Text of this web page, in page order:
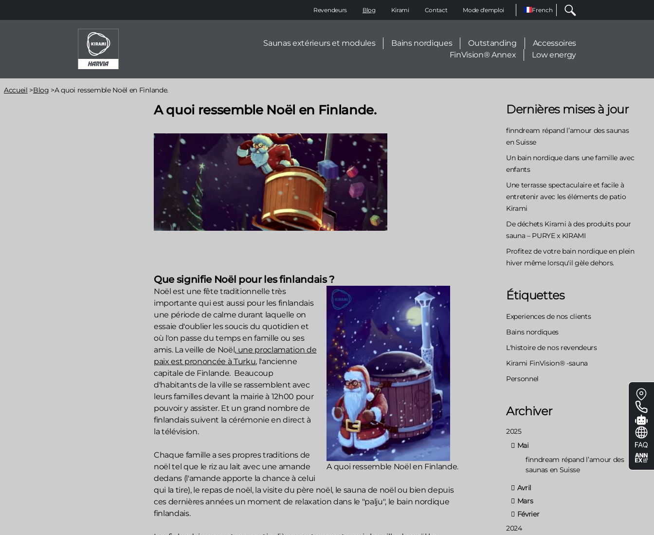
Main
Revendeurs Blog Kirami Contact Mode d'emploi
Select
your
Secondary
Saunas extérieurs et modules Bains nordiques Outstanding
Accessoires
FinVision® Annex
Low energy
Fil
Accueil >Blog >A quoi ressemble Noël en Finlande.
A quoi ressemble Noël en Finlande.
Que signifie Noël pour les finlandais ?
A quoi ressemble Noël en Finlande.
Noël est une fête traditionnelle très
importante qui est aussi pour les finlandais
une période de calme durant laquelle on
essaie d'oublier les soucis du quotidien et
où l'on passe du temps en famille ou ses
amis. La veille de Noël, une proclamation de
paix est prononcée à Turku, l'ancienne
capitale de Finlande. Beaucoup
d'habitants de la ville se rassemblent avec
leurs familles devant la mairie à 12h00 pour
pouvoir y assister. Et un grand nombre de
finlandais suivent la cérémonie en direct à
la télévision.
Chaque famille a ses propres traditions de
noël tel que le riz au lait avec une amande
dedans (l'amande apporte la chance à celui
qui la tire), le repas de noël, la visite du père noël, le sauna de noël ou bien depuis
ces dernières années un moment de relaxation dans le "palju", le bain nordique
finlandais.
Dernières mises à jour
finndream répand l’amour des saunas
en Suisse
Un bain nordique dans une famille avec
enfants
Une terrasse spectaculaire et facile à
entretenir avec les éléments de patio
Kirami
De déchets Kirami à des produits pour
sauna – PURYE x KIRAMI
Profitez de votre bain nordique en plein
hiver même lorsqu'il gèle dehors.
Étiquettes
Experiences de nos clients
Bains nordiques
L'histoire de nos revendeurs
Kirami FinVision® -sauna
Personnel
Archiver
2025
Mai
finndream répand l’amour des
saunas en Suisse
Avril
Mars
Février
2024